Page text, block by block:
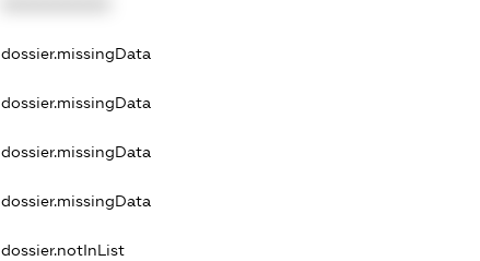
dossier.missingData
dossier.missingData
dossier.missingData
dossier.missingData
dossier.notInList